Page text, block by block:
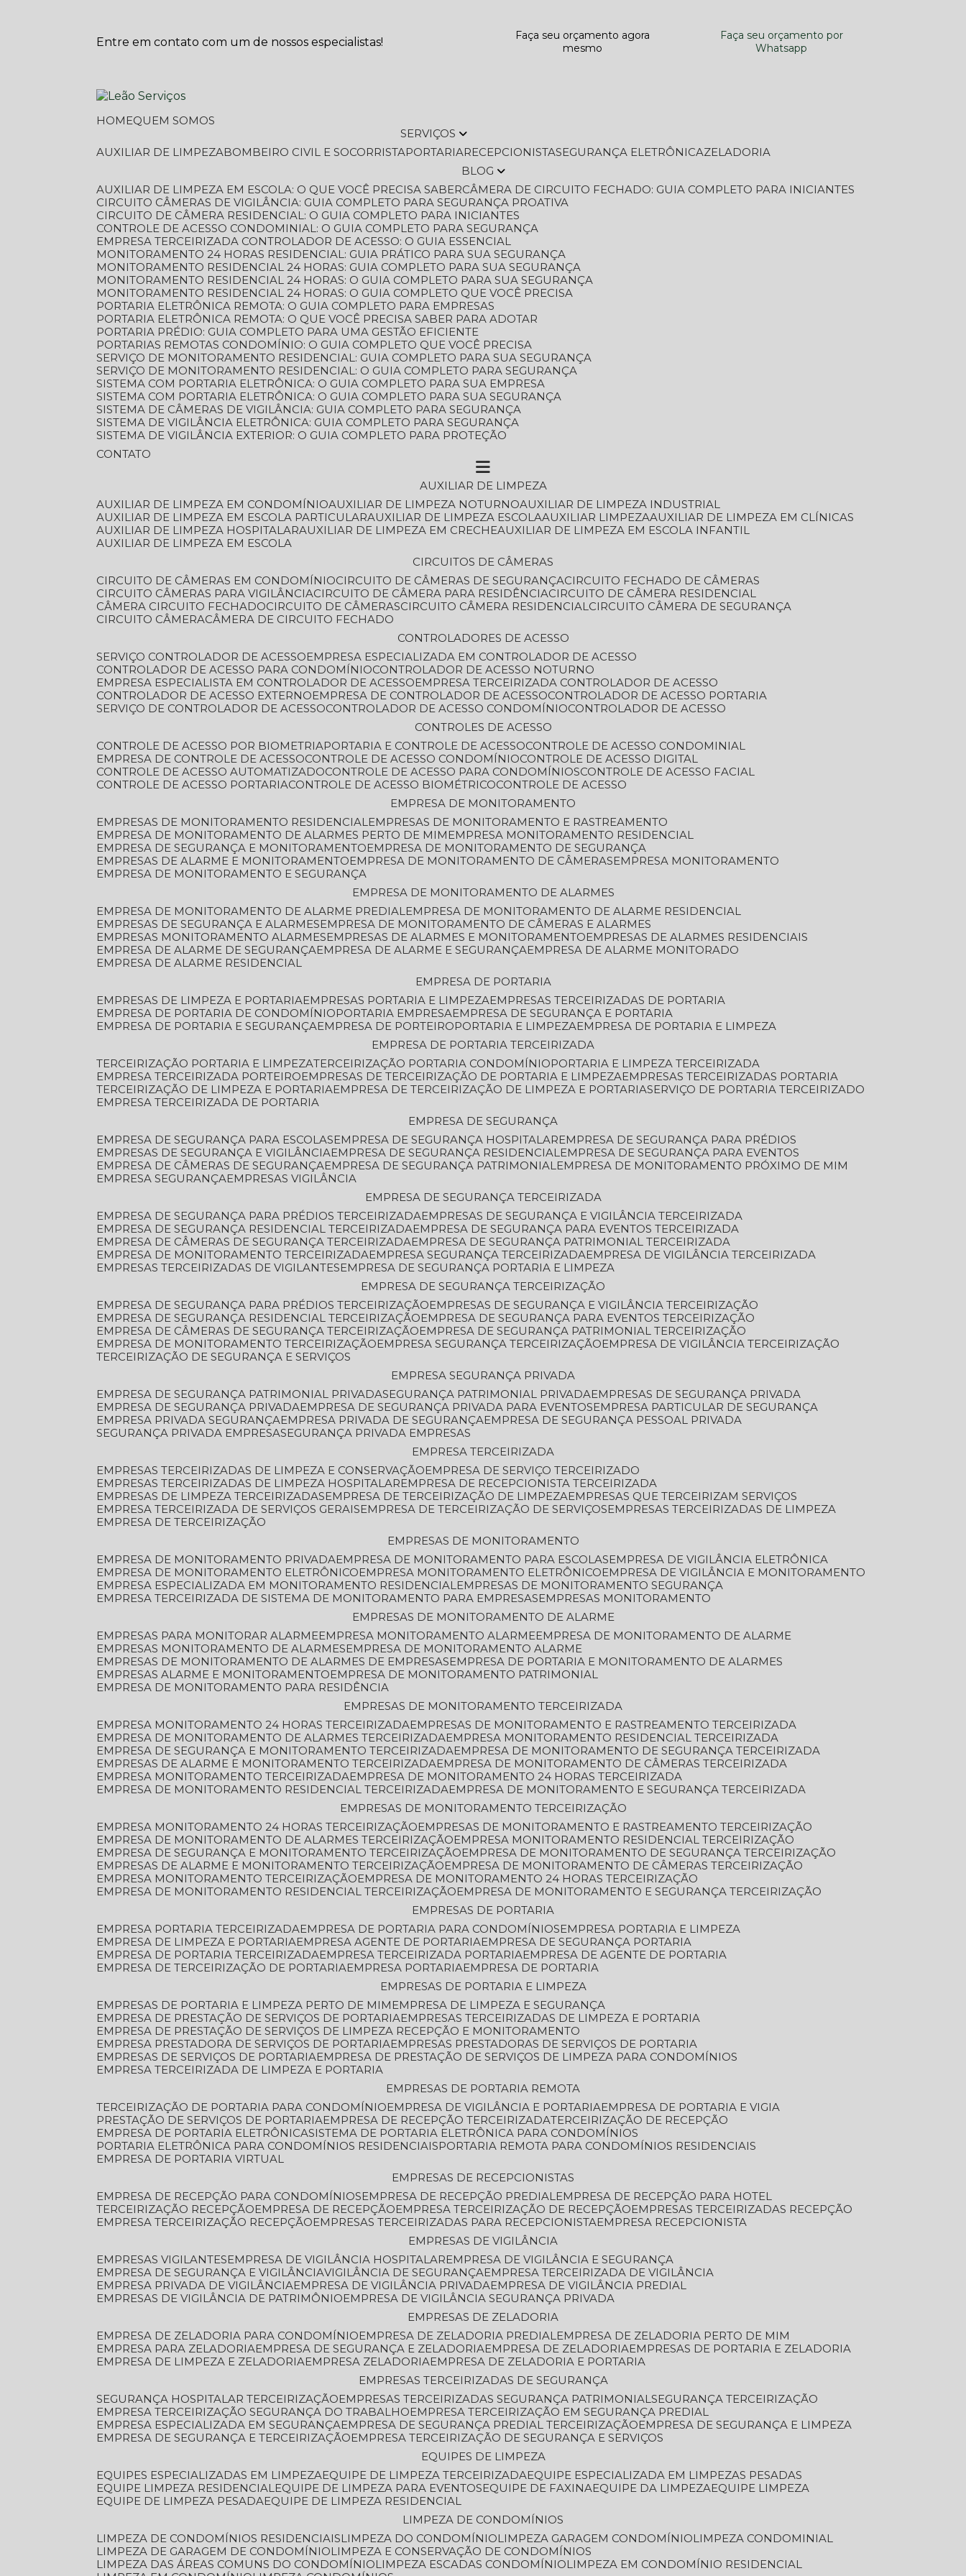
Entre em contato com um de nossos especialistas!
Faça seu orçamento agora
mesmo
Faça seu orçamento por
Whatsapp
HOME
QUEM SOMOS
SERVIÇOS
AUXILIAR DE LIMPEZA
BOMBEIRO CIVIL E SOCORRISTA PORTARIA RECEPCIONISTA SEGURANÇA ELETRÔNICA
ZELADORIA
BLOG
AUXILIAR DE LIMPEZA EM ESCOLA: O QUE VOCÊ PRECISA SABER
CÂMERA DE CIRCUITO FECHADO: GUIA COMPLETO PARA INICIANTES
CIRCUITO CÂMERAS DE VIGILÂNCIA: GUIA COMPLETO PARA SEGURANÇA PROATIVA
CIRCUITO DE CÂMERA RESIDENCIAL: O GUIA COMPLETO PARA INICIANTES
CONTROLE DE ACESSO CONDOMINIAL: O GUIA COMPLETO PARA SEGURANÇA
EMPRESA TERCEIRIZADA CONTROLADOR DE ACESSO: O GUIA ESSENCIAL
MONITORAMENTO 24 HORAS RESIDENCIAL: GUIA PRÁTICO PARA SUA SEGURANÇA
MONITORAMENTO RESIDENCIAL 24 HORAS: GUIA COMPLETO PARA SUA SEGURANÇA
MONITORAMENTO RESIDENCIAL 24 HORAS: O GUIA COMPLETO PARA SUA SEGURANÇA
MONITORAMENTO RESIDENCIAL 24 HORAS: O GUIA COMPLETO QUE VOCÊ PRECISA
PORTARIA ELETRÔNICA REMOTA: O GUIA COMPLETO PARA EMPRESAS
PORTARIA ELETRÔNICA REMOTA: O QUE VOCÊ PRECISA SABER PARA ADOTAR
PORTARIA PRÉDIO: GUIA COMPLETO PARA UMA GESTÃO EFICIENTE
PORTARIAS REMOTAS CONDOMÍNIO: O GUIA COMPLETO QUE VOCÊ PRECISA
SERVIÇO DE MONITORAMENTO RESIDENCIAL: GUIA COMPLETO PARA SUA SEGURANÇA
SERVIÇO DE MONITORAMENTO RESIDENCIAL: O GUIA COMPLETO PARA SEGURANÇA
SISTEMA COM PORTARIA ELETRÔNICA: O GUIA COMPLETO PARA SUA EMPRESA
SISTEMA COM PORTARIA ELETRÔNICA: O GUIA COMPLETO PARA SUA SEGURANÇA
SISTEMA DE CÂMERAS DE VIGILÂNCIA: GUIA COMPLETO PARA SEGURANÇA
SISTEMA DE VIGILÂNCIA ELETRÔNICA: GUIA COMPLETO PARA SEGURANÇA
SISTEMA DE VIGILÂNCIA EXTERIOR: O GUIA COMPLETO PARA PROTEÇÃO
CONTATO
AUXILIAR DE LIMPEZA
AUXILIAR DE LIMPEZA EM CONDOMÍNIO
AUXILIAR DE LIMPEZA NOTURNO
AUXILIAR DE LIMPEZA INDUSTRIAL
AUXILIAR DE LIMPEZA EM ESCOLA PARTICULAR
AUXILIAR DE LIMPEZA ESCOLA AUXILIAR LIMPEZA
AUXILIAR DE LIMPEZA EM CLÍNICAS
AUXILIAR DE LIMPEZA HOSPITALAR
AUXILIAR DE LIMPEZA EM CRECHE
AUXILIAR DE LIMPEZA EM ESCOLA INFANTIL
AUXILIAR DE LIMPEZA EM ESCOLA
CIRCUITOS DE CÂMERAS
CIRCUITO DE CÂMERAS EM CONDOMÍNIO
CIRCUITO DE CÂMERAS DE SEGURANÇA
CIRCUITO FECHADO DE CÂMERAS
CIRCUITO CÂMERAS PARA VIGILÂNCIA
CIRCUITO DE CÂMERA PARA RESIDÊNCIA
CIRCUITO DE CÂMERA RESIDENCIAL
CÂMERA CIRCUITO FECHADO
CIRCUITO DE CÂMERAS CIRCUITO CÂMERA RESIDENCIAL
CIRCUITO CÂMERA DE SEGURANÇA
CIRCUITO CÂMERA
CÂMERA DE CIRCUITO FECHADO
CONTROLADORES DE ACESSO
SERVIÇO CONTROLADOR DE ACESSO
EMPRESA ESPECIALIZADA EM CONTROLADOR DE ACESSO
CONTROLADOR DE ACESSO PARA CONDOMÍNIO
CONTROLADOR DE ACESSO NOTURNO
EMPRESA ESPECIALISTA EM CONTROLADOR DE ACESSO
EMPRESA TERCEIRIZADA CONTROLADOR DE ACESSO
CONTROLADOR DE ACESSO EXTERNO
EMPRESA DE CONTROLADOR DE ACESSO
CONTROLADOR DE ACESSO PORTARIA
SERVIÇO DE CONTROLADOR DE ACESSO
CONTROLADOR DE ACESSO CONDOMÍNIO
CONTROLADOR DE ACESSO
CONTROLES DE ACESSO
CONTROLE DE ACESSO POR BIOMETRIA
PORTARIA E CONTROLE DE ACESSO
CONTROLE DE ACESSO CONDOMINIAL
EMPRESA DE CONTROLE DE ACESSO
CONTROLE DE ACESSO CONDOMÍNIO
CONTROLE DE ACESSO DIGITAL
CONTROLE DE ACESSO AUTOMATIZADO
CONTROLE DE ACESSO PARA CONDOMÍNIOS
CONTROLE DE ACESSO FACIAL
CONTROLE DE ACESSO PORTARIA CONTROLE DE ACESSO BIOMÉTRICO
CONTROLE DE ACESSO
EMPRESA DE MONITORAMENTO
EMPRESAS DE MONITORAMENTO RESIDENCIAL
EMPRESAS DE MONITORAMENTO E RASTREAMENTO
EMPRESA DE MONITORAMENTO DE ALARMES PERTO DE MIM
EMPRESA MONITORAMENTO RESIDENCIAL
EMPRESA DE SEGURANÇA E MONITORAMENTO
EMPRESA DE MONITORAMENTO DE SEGURANÇA
EMPRESAS DE ALARME E MONITORAMENTO
EMPRESA DE MONITORAMENTO DE CÂMERAS
EMPRESA MONITORAMENTO
EMPRESA DE MONITORAMENTO E SEGURANÇA
EMPRESA DE MONITORAMENTO DE ALARMES
EMPRESA DE MONITORAMENTO DE ALARME PREDIAL
EMPRESA DE MONITORAMENTO DE ALARME RESIDENCIAL
EMPRESAS DE SEGURANÇA E ALARMES
EMPRESA DE MONITORAMENTO DE CÂMERAS E ALARMES
EMPRESAS MONITORAMENTO ALARMES
EMPRESAS DE ALARMES E MONITORAMENTO
EMPRESAS DE ALARMES RESIDENCIAIS
EMPRESA DE ALARME DE SEGURANÇA
EMPRESA DE ALARME E SEGURANÇA
EMPRESA DE ALARME MONITORADO
EMPRESA DE ALARME RESIDENCIAL
EMPRESA DE PORTARIA
EMPRESAS DE LIMPEZA E PORTARIA
EMPRESAS PORTARIA E LIMPEZA
EMPRESAS TERCEIRIZADAS DE PORTARIA
EMPRESA DE PORTARIA DE CONDOMÍNIO
PORTARIA EMPRESA
EMPRESA DE SEGURANÇA E PORTARIA
EMPRESA DE PORTARIA E SEGURANÇA
EMPRESA DE PORTEIRO PORTARIA E LIMPEZA
EMPRESA DE PORTARIA E LIMPEZA
EMPRESA DE PORTARIA TERCEIRIZADA
TERCEIRIZAÇÃO PORTARIA E LIMPEZA TERCEIRIZAÇÃO PORTARIA CONDOMÍNIO
PORTARIA E LIMPEZA TERCEIRIZADA
EMPRESA TERCEIRIZADA PORTEIRO
EMPRESAS DE TERCEIRIZAÇÃO DE PORTARIA E LIMPEZA
EMPRESAS TERCEIRIZADAS PORTARIA
TERCEIRIZAÇÃO DE LIMPEZA E PORTARIA
EMPRESA DE TERCEIRIZAÇÃO DE LIMPEZA E PORTARIA SERVIÇO DE PORTARIA TERCEIRIZADO
EMPRESA TERCEIRIZADA DE PORTARIA
EMPRESA DE SEGURANÇA
EMPRESA DE SEGURANÇA PARA ESCOLAS
EMPRESA DE SEGURANÇA HOSPITALAR
EMPRESA DE SEGURANÇA PARA PRÉDIOS
EMPRESAS DE SEGURANÇA E VIGILÂNCIA
EMPRESA DE SEGURANÇA RESIDENCIAL
EMPRESA DE SEGURANÇA PARA EVENTOS
EMPRESA DE CÂMERAS DE SEGURANÇA
EMPRESA DE SEGURANÇA PATRIMONIAL
EMPRESA DE MONITORAMENTO PRÓXIMO DE MIM
EMPRESA SEGURANÇA
EMPRESAS VIGILÂNCIA
EMPRESA DE SEGURANÇA TERCEIRIZADA
EMPRESA DE SEGURANÇA PARA PRÉDIOS TERCEIRIZADA
EMPRESAS DE SEGURANÇA E VIGILÂNCIA TERCEIRIZADA
EMPRESA DE SEGURANÇA RESIDENCIAL TERCEIRIZADA
EMPRESA DE SEGURANÇA PARA EVENTOS TERCEIRIZADA
EMPRESA DE CÂMERAS DE SEGURANÇA TERCEIRIZADA
EMPRESA DE SEGURANÇA PATRIMONIAL TERCEIRIZADA
EMPRESA DE MONITORAMENTO TERCEIRIZADA
EMPRESA SEGURANÇA TERCEIRIZADA
EMPRESA DE VIGILÂNCIA TERCEIRIZADA
EMPRESAS TERCEIRIZADAS DE VIGILANTES
EMPRESA DE SEGURANÇA PORTARIA E LIMPEZA
EMPRESA DE SEGURANÇA TERCEIRIZAÇÃO
EMPRESA DE SEGURANÇA PARA PRÉDIOS TERCEIRIZAÇÃO
EMPRESAS DE SEGURANÇA E VIGILÂNCIA TERCEIRIZAÇÃO
EMPRESA DE SEGURANÇA RESIDENCIAL TERCEIRIZAÇÃO
EMPRESA DE SEGURANÇA PARA EVENTOS TERCEIRIZAÇÃO
EMPRESA DE CÂMERAS DE SEGURANÇA TERCEIRIZAÇÃO
EMPRESA DE SEGURANÇA PATRIMONIAL TERCEIRIZAÇÃO
EMPRESA DE MONITORAMENTO TERCEIRIZAÇÃO
EMPRESA SEGURANÇA TERCEIRIZAÇÃO
EMPRESA DE VIGILÂNCIA TERCEIRIZAÇÃO
TERCEIRIZAÇÃO DE SEGURANÇA E SERVIÇOS
EMPRESA SEGURANÇA PRIVADA
EMPRESA DE SEGURANÇA PATRIMONIAL PRIVADA SEGURANÇA PATRIMONIAL PRIVADA
EMPRESAS DE SEGURANÇA PRIVADA
EMPRESA DE SEGURANÇA PRIVADA
EMPRESA DE SEGURANÇA PRIVADA PARA EVENTOS
EMPRESA PARTICULAR DE SEGURANÇA
EMPRESA PRIVADA SEGURANÇA
EMPRESA PRIVADA DE SEGURANÇA
EMPRESA DE SEGURANÇA PESSOAL PRIVADA
SEGURANÇA PRIVADA EMPRESA SEGURANÇA PRIVADA EMPRESAS
EMPRESA TERCEIRIZADA
EMPRESAS TERCEIRIZADAS DE LIMPEZA E CONSERVAÇÃO
EMPRESA DE SERVIÇO TERCEIRIZADO
EMPRESAS TERCEIRIZADAS DE LIMPEZA HOSPITALAR
EMPRESA DE RECEPCIONISTA TERCEIRIZADA
EMPRESAS DE LIMPEZA TERCEIRIZADAS
EMPRESA DE TERCEIRIZAÇÃO DE LIMPEZA
EMPRESAS QUE TERCEIRIZAM SERVIÇOS
EMPRESA TERCEIRIZADA DE SERVIÇOS GERAIS
EMPRESA DE TERCEIRIZAÇÃO DE SERVIÇOS
EMPRESAS TERCEIRIZADAS DE LIMPEZA
EMPRESA DE TERCEIRIZAÇÃO
EMPRESAS DE MONITORAMENTO
EMPRESA DE MONITORAMENTO PRIVADA
EMPRESA DE MONITORAMENTO PARA ESCOLAS
EMPRESA DE VIGILÂNCIA ELETRÔNICA
EMPRESA DE MONITORAMENTO ELETRÔNICO
EMPRESA MONITORAMENTO ELETRÔNICO
EMPRESA DE VIGILÂNCIA E MONITORAMENTO
EMPRESA ESPECIALIZADA EM MONITORAMENTO RESIDENCIAL
EMPRESAS DE MONITORAMENTO SEGURANÇA
EMPRESA TERCEIRIZADA DE SISTEMA DE MONITORAMENTO PARA EMPRESAS
EMPRESAS MONITORAMENTO
EMPRESAS DE MONITORAMENTO DE ALARME
EMPRESAS PARA MONITORAR ALARME
EMPRESA MONITORAMENTO ALARME
EMPRESA DE MONITORAMENTO DE ALARME
EMPRESAS MONITORAMENTO DE ALARMES
EMPRESA DE MONITORAMENTO ALARME
EMPRESAS DE MONITORAMENTO DE ALARMES DE EMPRESAS
EMPRESA DE PORTARIA E MONITORAMENTO DE ALARMES
EMPRESAS ALARME E MONITORAMENTO
EMPRESA DE MONITORAMENTO PATRIMONIAL
EMPRESA DE MONITORAMENTO PARA RESIDÊNCIA
EMPRESAS DE MONITORAMENTO TERCEIRIZADA
EMPRESA MONITORAMENTO 24 HORAS TERCEIRIZADA
EMPRESAS DE MONITORAMENTO E RASTREAMENTO TERCEIRIZADA
EMPRESA DE MONITORAMENTO DE ALARMES TERCEIRIZADA
EMPRESA MONITORAMENTO RESIDENCIAL TERCEIRIZADA
EMPRESA DE SEGURANÇA E MONITORAMENTO TERCEIRIZADA
EMPRESA DE MONITORAMENTO DE SEGURANÇA TERCEIRIZADA
EMPRESAS DE ALARME E MONITORAMENTO TERCEIRIZADA
EMPRESA DE MONITORAMENTO DE CÂMERAS TERCEIRIZADA
EMPRESA MONITORAMENTO TERCEIRIZADA
EMPRESA DE MONITORAMENTO 24 HORAS TERCEIRIZADA
EMPRESA DE MONITORAMENTO RESIDENCIAL TERCEIRIZADA
EMPRESA DE MONITORAMENTO E SEGURANÇA TERCEIRIZADA
EMPRESAS DE MONITORAMENTO TERCEIRIZAÇÃO
EMPRESA MONITORAMENTO 24 HORAS TERCEIRIZAÇÃO
EMPRESAS DE MONITORAMENTO E RASTREAMENTO TERCEIRIZAÇÃO
EMPRESA DE MONITORAMENTO DE ALARMES TERCEIRIZAÇÃO
EMPRESA MONITORAMENTO RESIDENCIAL TERCEIRIZAÇÃO
EMPRESA DE SEGURANÇA E MONITORAMENTO TERCEIRIZAÇÃO
EMPRESA DE MONITORAMENTO DE SEGURANÇA TERCEIRIZAÇÃO
EMPRESAS DE ALARME E MONITORAMENTO TERCEIRIZAÇÃO
EMPRESA DE MONITORAMENTO DE CÂMERAS TERCEIRIZAÇÃO
EMPRESA MONITORAMENTO TERCEIRIZAÇÃO
EMPRESA DE MONITORAMENTO 24 HORAS TERCEIRIZAÇÃO
EMPRESA DE MONITORAMENTO RESIDENCIAL TERCEIRIZAÇÃO
EMPRESA DE MONITORAMENTO E SEGURANÇA TERCEIRIZAÇÃO
EMPRESAS DE PORTARIA
EMPRESA PORTARIA TERCEIRIZADA
EMPRESA DE PORTARIA PARA CONDOMÍNIOS
EMPRESA PORTARIA E LIMPEZA
EMPRESA DE LIMPEZA E PORTARIA
EMPRESA AGENTE DE PORTARIA
EMPRESA DE SEGURANÇA PORTARIA
EMPRESA DE PORTARIA TERCEIRIZADA
EMPRESA TERCEIRIZADA PORTARIA
EMPRESA DE AGENTE DE PORTARIA
EMPRESA DE TERCEIRIZAÇÃO DE PORTARIA
EMPRESA PORTARIA
EMPRESA DE PORTARIA
EMPRESAS DE PORTARIA E LIMPEZA
EMPRESAS DE PORTARIA E LIMPEZA PERTO DE MIM
EMPRESA DE LIMPEZA E SEGURANÇA
EMPRESA DE PRESTAÇÃO DE SERVIÇOS DE PORTARIA
EMPRESAS TERCEIRIZADAS DE LIMPEZA E PORTARIA
EMPRESA DE PRESTAÇÃO DE SERVIÇOS DE LIMPEZA RECEPÇÃO E MONITORAMENTO
EMPRESA PRESTADORA DE SERVIÇOS DE PORTARIA
EMPRESAS PRESTADORAS DE SERVIÇOS DE PORTARIA
EMPRESAS DE SERVIÇOS DE PORTARIA
EMPRESA DE PRESTAÇÃO DE SERVIÇOS DE LIMPEZA PARA CONDOMÍNIOS
EMPRESA TERCEIRIZADA DE LIMPEZA E PORTARIA
EMPRESAS DE PORTARIA REMOTA
TERCEIRIZAÇÃO DE PORTARIA PARA CONDOMÍNIO
EMPRESA DE VIGILÂNCIA E PORTARIA
EMPRESA DE PORTARIA E VIGIA
PRESTAÇÃO DE SERVIÇOS DE PORTARIA
EMPRESA DE RECEPÇÃO TERCEIRIZADA TERCEIRIZAÇÃO DE RECEPÇÃO
EMPRESA DE PORTARIA ELETRÔNICA SISTEMA DE PORTARIA ELETRÔNICA PARA CONDOMÍNIOS
PORTARIA ELETRÔNICA PARA CONDOMÍNIOS RESIDENCIAIS
PORTARIA REMOTA PARA CONDOMÍNIOS RESIDENCIAIS
EMPRESA DE PORTARIA VIRTUAL
EMPRESAS DE RECEPCIONISTAS
EMPRESA DE RECEPÇÃO PARA CONDOMÍNIOS
EMPRESA DE RECEPÇÃO PREDIAL
EMPRESA DE RECEPÇÃO PARA HOTEL
TERCEIRIZAÇÃO RECEPÇÃO
EMPRESA DE RECEPÇÃO EMPRESA TERCEIRIZAÇÃO DE RECEPÇÃO
EMPRESAS TERCEIRIZADAS RECEPÇÃO
EMPRESA TERCEIRIZAÇÃO RECEPÇÃO
EMPRESAS TERCEIRIZADAS PARA RECEPCIONISTA
EMPRESA RECEPCIONISTA
EMPRESAS DE VIGILÂNCIA
EMPRESAS VIGILANTES
EMPRESA DE VIGILÂNCIA HOSPITALAR
EMPRESA DE VIGILÂNCIA E SEGURANÇA
EMPRESA DE SEGURANÇA E VIGILÂNCIA VIGILÂNCIA DE SEGURANÇA
EMPRESA TERCEIRIZADA DE VIGILÂNCIA
EMPRESA PRIVADA DE VIGILÂNCIA
EMPRESA DE VIGILÂNCIA PRIVADA
EMPRESA DE VIGILÂNCIA PREDIAL
EMPRESAS DE VIGILÂNCIA DE PATRIMÔNIO
EMPRESA DE VIGILÂNCIA SEGURANÇA PRIVADA
EMPRESAS DE ZELADORIA
EMPRESA DE ZELADORIA PARA CONDOMÍNIO
EMPRESA DE ZELADORIA PREDIAL
EMPRESA DE ZELADORIA PERTO DE MIM
EMPRESA PARA ZELADORIA
EMPRESA DE SEGURANÇA E ZELADORIA EMPRESA DE ZELADORIA
EMPRESAS DE PORTARIA E ZELADORIA
EMPRESA DE LIMPEZA E ZELADORIA
EMPRESA ZELADORIA
EMPRESA DE ZELADORIA E PORTARIA
EMPRESAS TERCEIRIZADAS DE SEGURANÇA
SEGURANÇA HOSPITALAR TERCEIRIZAÇÃO
EMPRESAS TERCEIRIZADAS SEGURANÇA PATRIMONIAL SEGURANÇA TERCEIRIZAÇÃO
EMPRESA TERCEIRIZAÇÃO SEGURANÇA DO TRABALHO
EMPRESA TERCEIRIZAÇÃO EM SEGURANÇA PREDIAL
EMPRESA ESPECIALIZADA EM SEGURANÇA
EMPRESA DE SEGURANÇA PREDIAL TERCEIRIZAÇÃO
EMPRESA DE SEGURANÇA E LIMPEZA
EMPRESA DE SEGURANÇA E TERCEIRIZAÇÃO
EMPRESA TERCEIRIZAÇÃO DE SEGURANÇA E SERVIÇOS
EQUIPES DE LIMPEZA
EQUIPES ESPECIALIZADAS EM LIMPEZA EQUIPE DE LIMPEZA TERCEIRIZADA EQUIPE ESPECIALIZADA EM LIMPEZAS PESADAS
EQUIPE LIMPEZA RESIDENCIAL EQUIPE DE LIMPEZA PARA EVENTOS EQUIPE DE FAXINA EQUIPE DA LIMPEZA EQUIPE LIMPEZA
EQUIPE DE LIMPEZA PESADA EQUIPE DE LIMPEZA RESIDENCIAL
LIMPEZA DE CONDOMÍNIOS
LIMPEZA DE CONDOMÍNIOS RESIDENCIAIS
LIMPEZA DO CONDOMÍNIO LIMPEZA GARAGEM CONDOMÍNIO
LIMPEZA CONDOMINIAL
LIMPEZA DE GARAGEM DE CONDOMÍNIO
LIMPEZA E CONSERVAÇÃO DE CONDOMÍNIOS
LIMPEZA DAS ÁREAS COMUNS DO CONDOMÍNIO
LIMPEZA ESCADAS CONDOMÍNIO
LIMPEZA EM CONDOMÍNIO RESIDENCIAL